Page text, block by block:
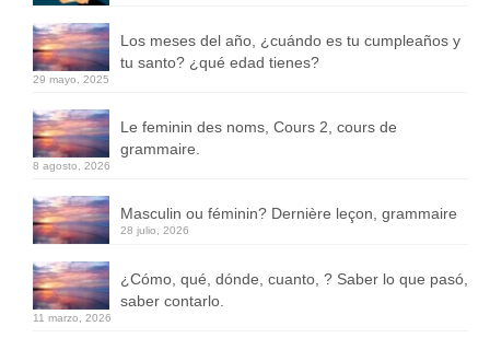
Los meses del año, ¿cuándo es tu cumpleaños y
tu santo? ¿qué edad tienes?
29 mayo, 2025
Le feminin des noms, Cours 2, cours de
grammaire.
8 agosto, 2026
Masculin ou féminin? Dernière leçon, grammaire
28 julio, 2026
¿Cómo, qué, dónde, cuanto, ? Saber lo que pasó,
saber contarlo.
11 marzo, 2026